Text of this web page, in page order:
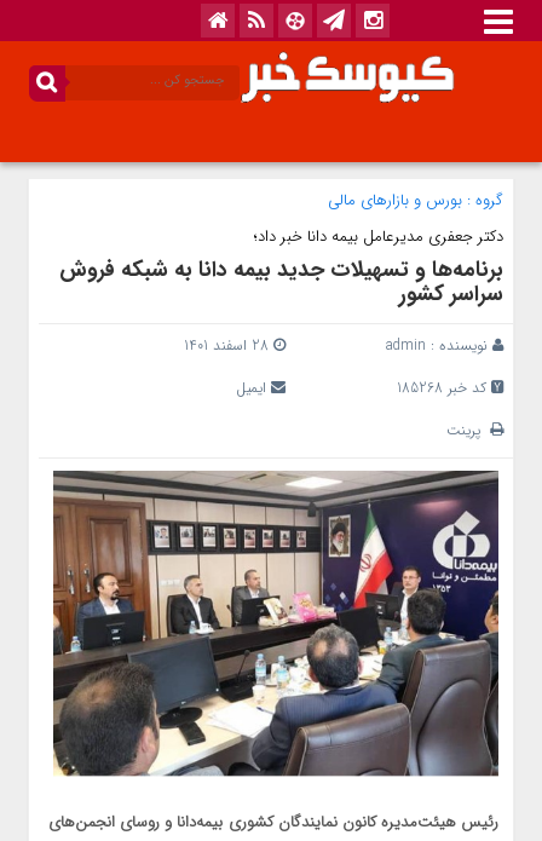
گروه : بورس و بازار‌های مالی
دکتر جعفری مدیرعامل بیمه دانا خبر داد؛
برنامه‌ها و تسهیلات جدید بیمه دانا به شبکه فروش
سراسر کشور
نویسنده : admin
کد خبر 185268
ایمیل
پرینت
رئیس هیئت‌مدیره کانون نمایندگان کشوری بیمه‌دانا و روسای انجمن‌های